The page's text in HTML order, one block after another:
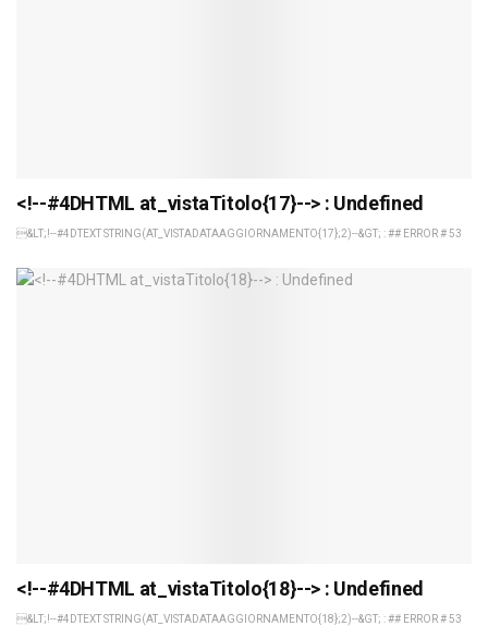
<!--#4DHTML at_vistaTitolo{17}--> : Undefined
&LT;!--#4DTEXT STRING(AT_VISTADATAAGGIORNAMENTO{17};2)--&GT; : ## ERROR # 53
<!--#4DHTML at_vistaTitolo{18}--> : Undefined
&LT;!--#4DTEXT STRING(AT_VISTADATAAGGIORNAMENTO{18};2)--&GT; : ## ERROR # 53